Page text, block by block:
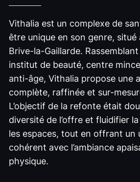
Vithalia est un complexe de
être unique en son genre, situé
Brive-la-Gaillarde.
institut de beauté, centre
anti-âge, Vithalia propose une
complète, raffinée et sur-
L’objectif de la refonte était
diversité de l’offre et fluidifier
les espaces, tout en offrant un
cohérent avec l’ambiance
physique.